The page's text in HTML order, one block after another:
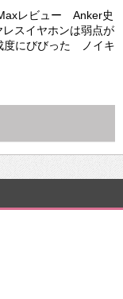
レビュー Anker史
スイヤホンは弱点が
度にびびった ノイキ